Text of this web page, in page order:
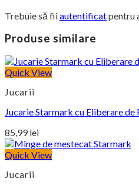
Trebuie să fiiautentificatpentru
Produse similare
Quick View
Jucarii
Jucarie Starmark cu Eliberare
85,99lei
Quick View
Jucarii